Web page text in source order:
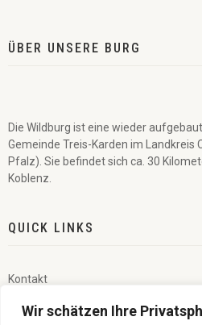
Wir schätzen Ihre
ÜBER UNSERE BURG
Die Wildburg ist eine wieder
Gemeinde Treis-Karden im Landkreis
Pfalz). Sie befindet sich ca. 30
Koblenz.
QUICK LINKS
Kontakt
Veranstaltungen